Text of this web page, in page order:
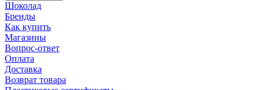
Шоколад
Бренды
Как купить
Магазины
Вопрос-ответ
Оплата
Доставка
Возврат товара